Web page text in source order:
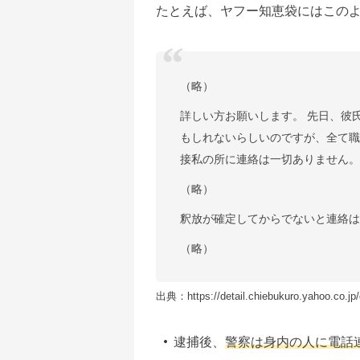
たとえば、ヤフー知恵袋にはこの
（略）
詳しい方お願いします。 先日、彼
もしれないらしいのですが、全て
接私の所に連絡は一切ありません。
（略）
釈放が確定してからでないと連絡
（略）
出典：https://
逮捕後、 警察は身内の人に電話